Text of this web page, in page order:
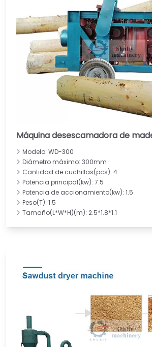
Máquina desescamadora de
Modelo: WD-300
Diámetro máximo: 300mm
Cantidad de cuchillas(pcs): 4
Potencia principal(kw): 7.5
Potencia de accionamiento(kw): 1.5
Peso(T): 1.5
Tamaño(L*W*H)(m): 2.5*1.8*1.1